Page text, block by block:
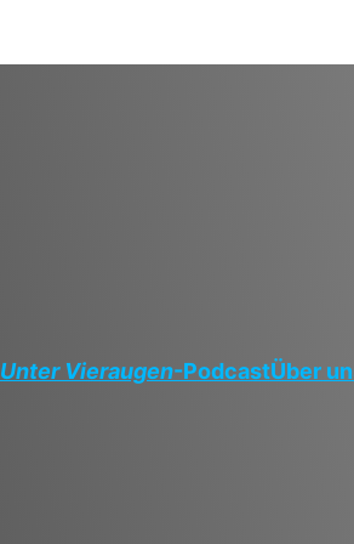
Unter Vieraugen-PodcastÜber